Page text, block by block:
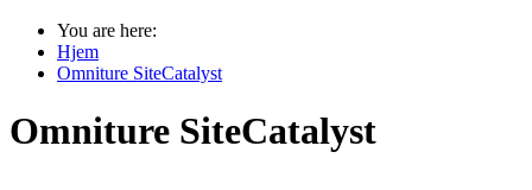
You are here:
Hjem
Omniture SiteCatalyst
Omniture SiteCatalyst